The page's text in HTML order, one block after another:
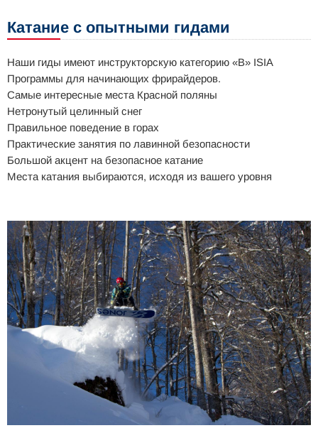
Катание с опытными гидами
Наши гиды имеют инструкторскую категорию «B» ISIA
Программы для начинающих фрирайдеров.
Самые интересные места Красной поляны
Нетронутый целинный снег
Правильное поведение в горах
Практические занятия по лавинной безопасности
Большой акцент на безопасное катание
Места катания выбираются, исходя из вашего уровня